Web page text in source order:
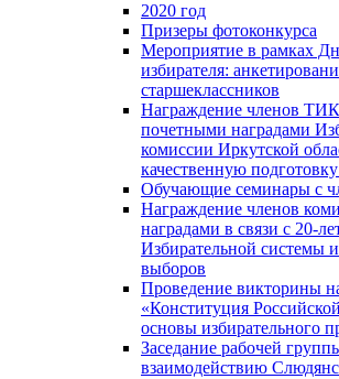
2020 год
Призеры фотоконкурса
Мероприятие в рамках
избирателя:
старшеклассников
Награждение членов
почетными наградами
комиссии Иркутской
качественную
Обучающие семинары с
Награждение членов
наградами в связи с 20-
Избирательной системы и
выборов
Проведение викторины
«Конституция
основы избирательного
Заседание рабочей
взаимодействию